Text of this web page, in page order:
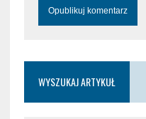
WYSZUKAJ ARTYKUŁ